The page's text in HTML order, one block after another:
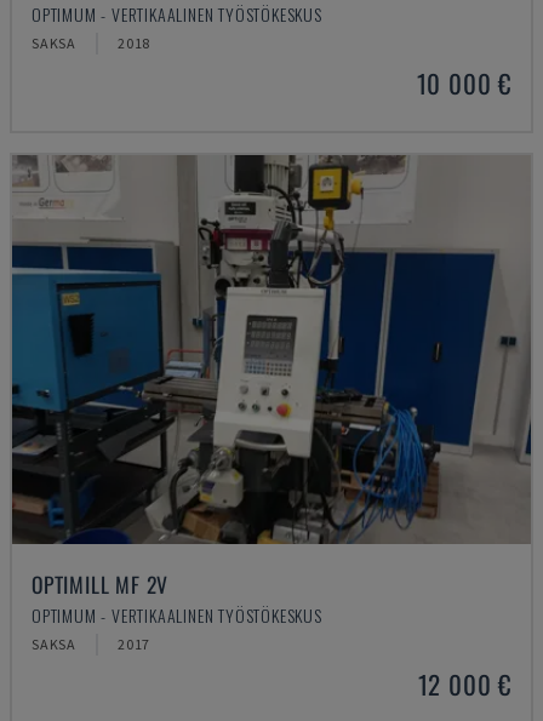
OPTIMUM - VERTIKAALINEN TYÖSTÖKESKUS
SAKSA 2018
10 000 €
OPTIMILL MF 2V
OPTIMUM - VERTIKAALINEN TYÖSTÖKESKUS
SAKSA 2017
12 000 €